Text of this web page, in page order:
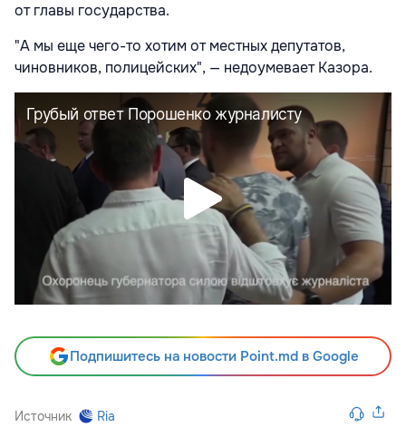
от главы государства.
"А мы еще чего-то хотим от местных депутатов,
чиновников, полицейских", — недоумевает Казора.
Подпишитесь на новости Point.md в Google
Источник Ria